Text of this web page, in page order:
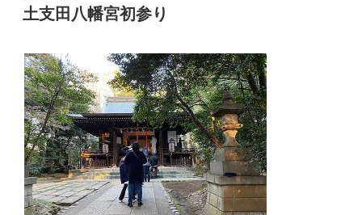
稿
日:
土支田八幡宮初参り